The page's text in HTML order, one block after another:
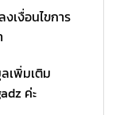
เงื่อนไขการ
เพิ่มเติม
ค่ะ